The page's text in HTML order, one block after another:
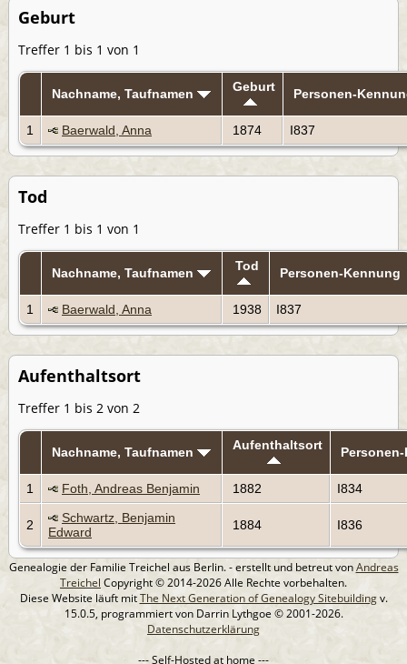
Geburt
Treffer 1 bis 1 von 1
Nachname, Taufnamen Geburt Personen-
1 Baerwald, Anna 1874 I837
Tod
Treffer 1 bis 1 von 1
Nachname, Taufnamen Tod Personen-Kennung
1 Baerwald, Anna 1938 I837
Aufenthaltsort
Treffer 1 bis 2 von 2
Nachname, Taufnamen Aufenthaltsort
1 Foth, Andreas Benjamin 1882 I834
2
Schwartz, Benjamin
Edward
1884 I836
Genealogie der Familie Treichel aus Berlin. - erstellt und betreut vonAndreas
Treichel Copyright © 2014-2026 Alle Rechte vorbehalten.
Diese Website läuft mitThe Next Generation of Genealogy Sitebuildingv.
15.0.5, programmiert von Darrin Lythgoe © 2001-2026.
Datenschutzerklärung
--- Self-Hosted at home ---